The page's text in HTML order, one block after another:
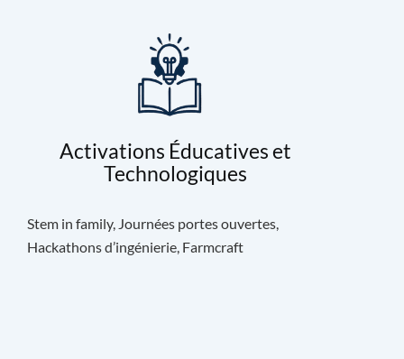
Activations Éducatives et
Technologiques
Stem in family, Journées portes ouvertes,
Hackathons d’ingénierie, Farmcraft